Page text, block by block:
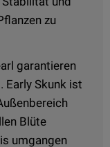
zu
garantieren
Early Skunk ist
Blüte
umgangen